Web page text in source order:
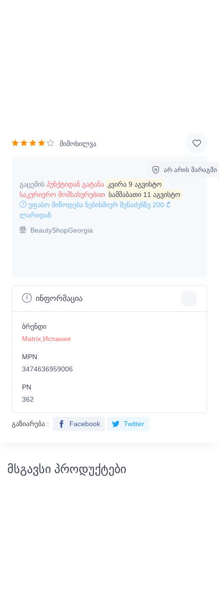
მიმოხილვა
არ არის მარაგში
გაცემის პუნქტიდან გატანა კვირა 9 აგვისტო
საკურიერო მომსახურებით სამშაბათი 11 აგვისტო
უფასო მიწოდება ნებისმიერ შენაძენზე 200 ₾
ლარიდან
BeautyShopGeorgia
ინფორმაცია
ბრენდი
Matrix,Испания
MPN
3474636959006
PN
362
გაზიარება : Facebook Twitter
მსგავსი პროდუქტები